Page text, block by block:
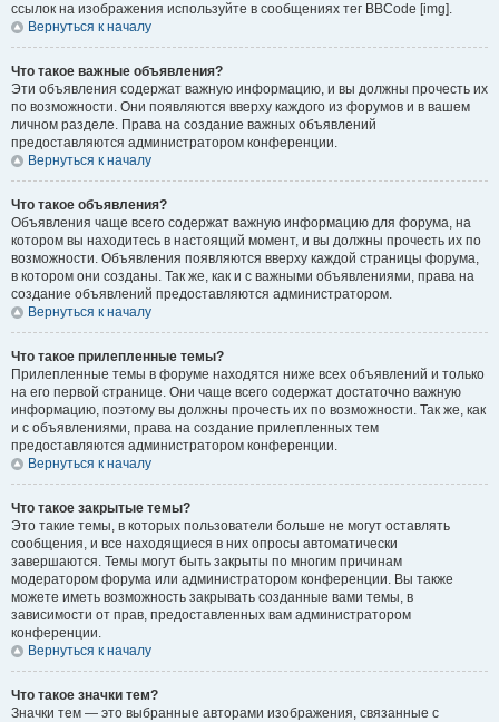
ссылок на изображения используйте в сообщениях тег BBCode [img].
Вернуться к началу
Что такое важные объявления?
Эти объявления содержат важную информацию, и вы должны прочесть их
по возможности. Они появляются вверху каждого из форумов и в вашем
личном разделе. Права на создание важных объявлений
предоставляются администратором конференции.
Вернуться к началу
Что такое объявления?
Объявления чаще всего содержат важную информацию для форума, на
котором вы находитесь в настоящий момент, и вы должны прочесть их по
возможности. Объявления появляются вверху каждой страницы форума,
в котором они созданы. Так же, как и с важными объявлениями, права на
создание объявлений предоставляются администратором.
Вернуться к началу
Что такое прилепленные темы?
Прилепленные темы в форуме находятся ниже всех объявлений и только
на его первой странице. Они чаще всего содержат достаточно важную
информацию, поэтому вы должны прочесть их по возможности. Так же, как
и с объявлениями, права на создание прилепленных тем
предоставляются администратором конференции.
Вернуться к началу
Что такое закрытые темы?
Это такие темы, в которых пользователи больше не могут оставлять
сообщения, и все находящиеся в них опросы автоматически
завершаются. Темы могут быть закрыты по многим причинам
модератором форума или администратором конференции. Вы также
можете иметь возможность закрывать созданные вами темы, в
зависимости от прав, предоставленных вам администратором
конференции.
Вернуться к началу
Что такое значки тем?
Значки тем — это выбранные авторами изображения, связанные с